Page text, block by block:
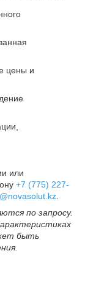
цены и
или
+7 (775) 227-
.
по запросу.
быть